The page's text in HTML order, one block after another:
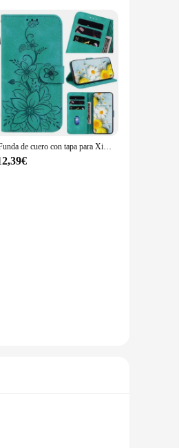
these cases
Funda de cuero con tapa para Xiaomi Redmi, carcasa protectora para modelos 13C, 13R, 12C, 12, 13, 4G, 5G, 11a, 10C, 10X, 10A, 9C, 9A, 8A, 9 Prime, 7, 8, 6A